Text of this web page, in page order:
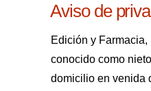
Aviso de
Edición y Farmacia,
conocido como
domicilio en venida